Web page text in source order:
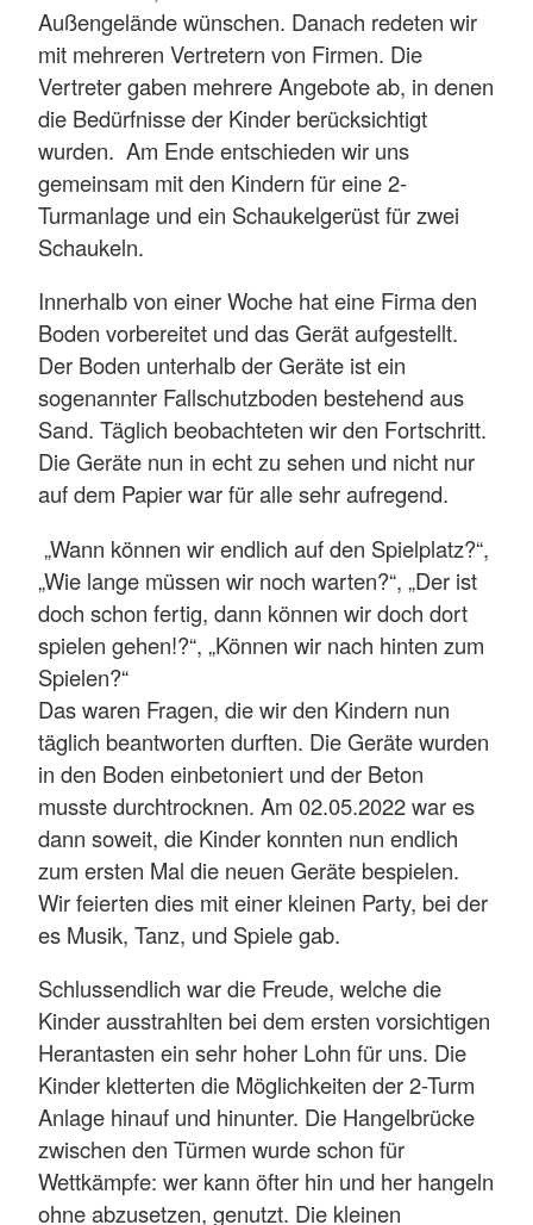
Außengelände wünschen. Danach redeten wir
mit mehreren Vertretern von Firmen. Die
Vertreter gaben mehrere Angebote ab, in denen
die Bedürfnisse der Kinder berücksichtigt
wurden. Am Ende entschieden wir uns
gemeinsam mit den Kindern für eine 2-
Turmanlage und ein Schaukelgerüst für zwei
Schaukeln.
Innerhalb von einer Woche hat eine Firma den
Boden vorbereitet und das Gerät aufgestellt.
Der Boden unterhalb der Geräte ist ein
sogenannter Fallschutzboden bestehend aus
Sand. Täglich beobachteten wir den Fortschritt.
Die Geräte nun in echt zu sehen und nicht nur
auf dem Papier war für alle sehr aufregend.
„Wann können wir endlich auf den Spielplatz?“,
„Wie lange müssen wir noch warten?“, „Der ist
doch schon fertig, dann können wir doch dort
spielen gehen!?“, „Können wir nach hinten zum
Spielen?“
Das waren Fragen, die wir den Kindern nun
täglich beantworten durften. Die Geräte wurden
in den Boden einbetoniert und der Beton
musste durchtrocknen. Am 02.05.2022 war es
dann soweit, die Kinder konnten nun endlich
zum ersten Mal die neuen Geräte bespielen.
Wir feierten dies mit einer kleinen Party, bei der
es Musik, Tanz, und Spiele gab.
Schlussendlich war die Freude, welche die
Kinder ausstrahlten bei dem ersten vorsichtigen
Herantasten ein sehr hoher Lohn für uns. Die
Kinder kletterten die Möglichkeiten der 2-Turm
Anlage hinauf und hinunter. Die Hangelbrücke
zwischen den Türmen wurde schon für
Wettkämpfe: wer kann öfter hin und her hangeln
ohne abzusetzen, genutzt. Die kleinen